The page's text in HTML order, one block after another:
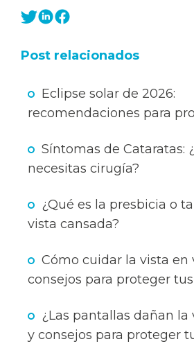
Post relacionados
Eclipse solar de 2026:
recomendaciones para
Síntomas de Cataratas:
necesitas cirugía?
¿Qué es la presbicia o
vista cansada?
Cómo cuidar la vista en
consejos para proteger
¿Las pantallas dañan la
y consejos para proteger